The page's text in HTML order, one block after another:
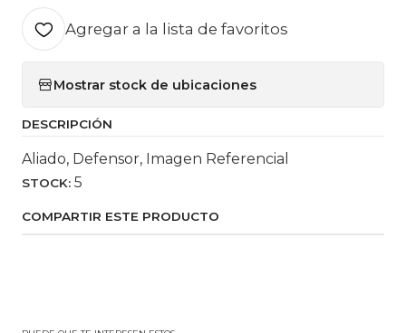
Agregar a la lista de favoritos
Mostrar stock de ubicaciones
DESCRIPCIÓN
Aliado, Defensor, Imagen Referencial
STOCK: 5
COMPARTIR ESTE PRODUCTO